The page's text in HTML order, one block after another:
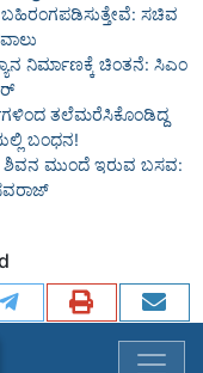
ಸಚಿವ
ನಿರ್ಮಾಣಕ್ಕೆ ಚಿಂತನೆ: ಸಿಎಂ
ತಲೆಮರೆಸಿಕೊಂಡಿದ್ದ
ಬಂಧನ!
ಮುಂದೆ ಇರುವ ಬಸವ: